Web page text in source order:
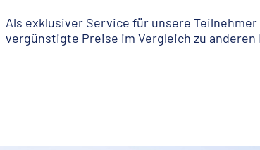
Als exklusiver Service für unsere
vergünstigte Preise im Vergleich zu